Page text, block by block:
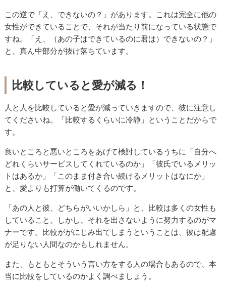
この逆で「え、できないの？」があります。これは完全に他の
女性ができていることで、それが当たり前になっている状態で
すね。「え、（あの子はできているのに君は）できないの？」
と、真ん中部分が抜け落ちています。
比較していると愛が減る！
人と人を比較していると愛が減っていきますので、彼に注意し
てくださいね。「比較するくらいに冷静」ということだからで
す。
良いところと悪いところをあげて検討しているうちに「自分へ
どれくらいサービスしてくれているのか」「彼氏でいるメリッ
トはあるか」「このまま付き合い続けるメリットはなにか」
と、愛よりも打算が働いてくるのです。
「あの人と彼、どちらがいいかしら」と、比較は多くの女性も
していること。しかし、それを出さないように努力するのがマ
ナーです。比較ががにじみ出てしまうということは、彼は配慮
が足りない人間なのかもしれません。
また、もともとそういう言い方をする人の場合もあるので、本
当に比較をしているのかよく調べましょう。